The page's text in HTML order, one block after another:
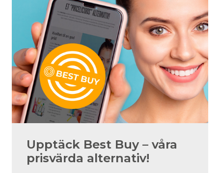
Upptäck Best Buy – våra
prisvärda alternativ!